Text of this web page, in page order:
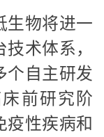
生物将进一
术体系，
个自主研发
前研究阶
疫性疾病和